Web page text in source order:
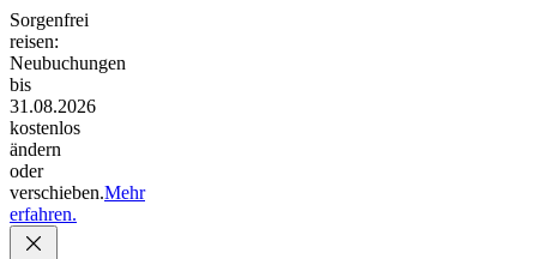
Sorgenfrei
reisen:
Neubuchungen
bis
31.08.2026
kostenlos
ändern
oder
verschieben.Mehr
erfahren.